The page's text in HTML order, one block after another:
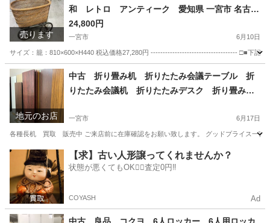
売ります
和 レトロ アンティーク 愛知県 一宮市 名古屋
稲沢 江南 岩倉 岐阜 羽島 各務ヶ原 三重 愛知 グッ
ドプライス一宮
24,800円
一宮市 6月10日
サイズ：籠：810×600×H440 税込価格27,280円 ------------------------------------ □■下記
愛知 一宮市 その他 乳母車
地元のお店
中古 折り畳み机 折りたたみ会議テーブル 折
りたたみ会議机 折りたたみデスク 折り畳み会
市 稲沢市 名古屋 岐阜 各務ヶ原 岐南町
羽島 三重 グッドプライス一宮
一宮市 6月17日
各種長机 買取 販売中 ご来店前に在庫確認をお願い致します。 グッドプライス
愛知 一宮市 リサイクルショップ 買取
【求】古い人形譲ってくれませんか？
状態が悪くてもOK🙆‍♀️査定0円‼️
COYASH Ad